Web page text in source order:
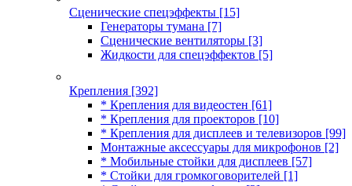
Сценические спецэффекты [15]
Генераторы тумана [7]
Сценические вентиляторы [3]
Жидкости для спецэффектов [5]
Крепления [392]
* Крепления для видеостен [61]
* Крепления для проекторов [10]
* Крепления для дисплеев и телевизоров [99]
Монтажные аксессуары для микрофонов [2]
* Мобильные стойки для дисплеев [57]
* Стойки для громкоговорителей [1]